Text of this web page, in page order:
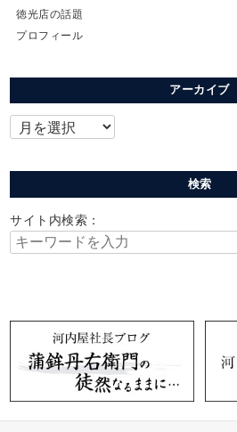
徳光店の話題
プロフィール
アーカイブ
検索
サイト内検索：